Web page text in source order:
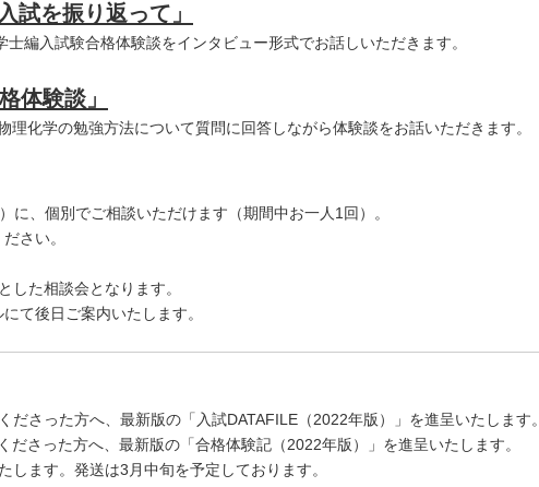
試を振り返って」
編入試験合格体験談をインタビュー形式でお話しいただきます。
体験談」
化学の勉強方法について質問に回答しながら体験談をお話いただきます。
、個別でご相談いただけます（期間中お一人1回）。
さい。
た相談会となります。
て後日ご案内いたします。
さった方へ、最新版の「入試DATAFILE（2022年版）」を進呈いたします。
さった方へ、最新版の「合格体験記（2022年版）」を進呈いたします。
ます。発送は3月中旬を予定しております。